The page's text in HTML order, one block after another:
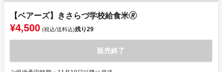
【ベアーズ】きさらづ学校給食米🄬
¥4,500 (税込/送料込)残り29
販売終了